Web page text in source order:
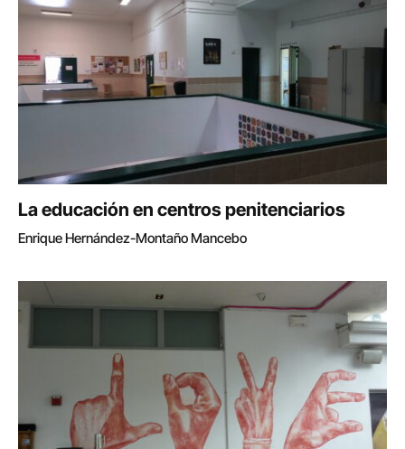
La educación en centros penitenciarios
Enrique Hernández-Montaño Mancebo